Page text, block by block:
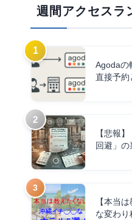
週間アクセスラ
Agodaの
直接予約
【悲報
回避」の
【本当
な変わり